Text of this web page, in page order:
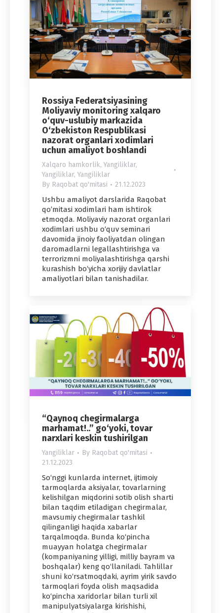
Rossiya Federatsiyasining
Moliyaviy monitoring xalqaro
o‘quv-uslubiy markazida
O‘zbekiston Respublikasi
nazorat organlari xodimlari
uchun amaliyot boshlandi
Xalqaro hamkorlik, Yangiliklar,
Yangiliklar, Yangiliklar
By Raqobat qo'mitasi 21.12.2023
Ushbu amaliyot darslarida Raqobat
qo’mitasi xodimlari ham ishtirok
etmoqda. Moliyaviy nazorat organlari
xodimlari ushbu o‘quv seminari
davomida jinoiy faoliyatdan olingan
daromadlarni legallashtirishga va
terrorizmni moliyalashtirishga qarshi
kurashish bo‘yicha xorijiy davlatlar
amaliyotlari bilan tanishadilar.
“Qaynoq chegirmalarga
marhamat!..” go‘yoki, tovar
narxlari keskin tushirilgan
Yangiliklar By Raqobat qo'mitasi
21.12.2023
So‘nggi kunlarda internet, ijtimoiy
tarmoqlarda aksiyalar, tovarlarning
kelishilgan miqdorini sotib olish sharti
bilan taqdim etiladigan chegirmalar,
mavsumiy chegirmalar tashkil
qilinganligi haqida xabarlar
tarqalmoqda. Bunda ko‘pincha
muayyan holatga chegirmalar
(kompaniyaning yilligi, milliy bayram va
boshqalar) keng qo‘llaniladi. Tahlillar
shuni ko‘rsatmoqdaki, ayrim yirik savdo
tarmoqlari foyda olish maqsadida
ko‘pincha xaridorlar bilan turli xil
manipulyatsiyalarga kirishishi,